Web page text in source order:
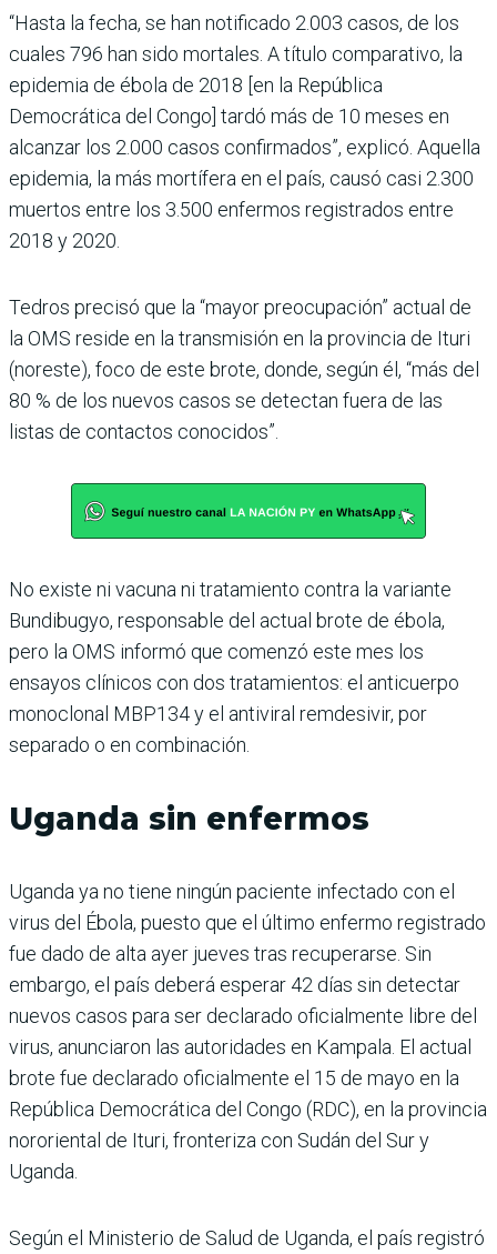
“Hasta la fecha, se han notificado 2.003 casos, de los
cuales 796 han sido mortales. A título comparativo, la
epidemia de ébola de 2018 [en la República
Democrática del Congo] tardó más de 10 meses en
alcanzar los 2.000 casos confirmados”, explicó. Aquella
epidemia, la más mortífera en el país, causó casi 2.300
muertos entre los 3.500 enfermos registrados entre
2018 y 2020.
Tedros precisó que la “mayor preocupación” actual de
la OMS reside en la transmisión en la provincia de Ituri
(noreste), foco de este brote, donde, según él, “más del
80 % de los nuevos casos se detectan fuera de las
listas de contactos conocidos”.
No existe ni vacuna ni tratamiento contra la variante
Bundibugyo, responsable del actual brote de ébola,
pero la OMS informó que comenzó este mes los
ensayos clínicos con dos tratamientos: el anticuerpo
monoclonal MBP134 y el antiviral remdesivir, por
separado o en combinación.
Uganda sin enfermos
Uganda ya no tiene ningún paciente infectado con el
virus del Ébola, puesto que el último enfermo registrado
fue dado de alta ayer jueves tras recuperarse. Sin
embargo, el país deberá esperar 42 días sin detectar
nuevos casos para ser declarado oficialmente libre del
virus, anunciaron las autoridades en Kampala. El actual
brote fue declarado oficialmente el 15 de mayo en la
República Democrática del Congo (RDC), en la provincia
nororiental de Ituri, fronteriza con Sudán del Sur y
Uganda.
Según el Ministerio de Salud de Uganda, el país registró